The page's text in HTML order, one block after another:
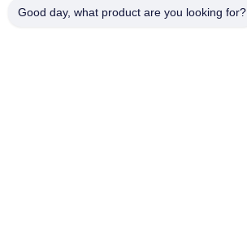
Kontrol Kualitas
Good day, what product are you looking for?